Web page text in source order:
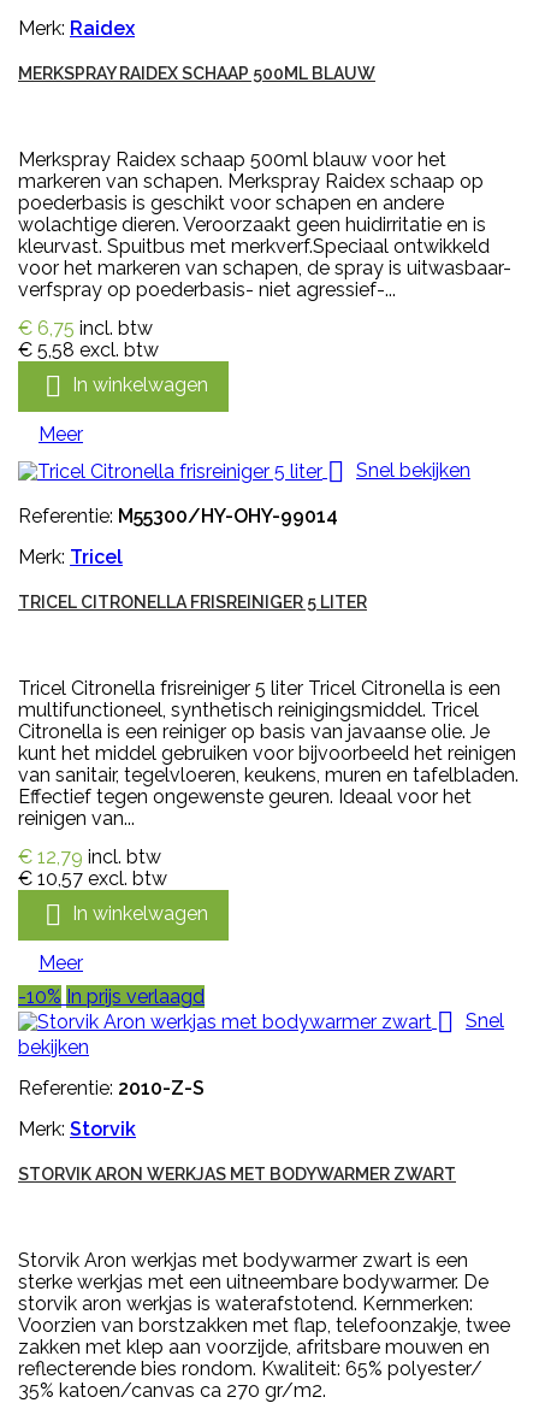
Merk: Raidex
MERKSPRAY RAIDEX SCHAAP 500ML BLAUW
Merkspray Raidex schaap 500ml blauw voor het
markeren van schapen. Merkspray Raidex schaap op
poederbasis is geschikt voor schapen en andere
wolachtige dieren. Veroorzaakt geen huidirritatie en is
kleurvast. Spuitbus met merkverf.Speciaal ontwikkeld
voor het markeren van schapen, de spray is uitwasbaar-
verfspray op poederbasis- niet agressief-...
€ 6,75 incl. btw
€ 5,58 excl. btw
 In winkelwagen
Meer
 Snel bekijken
Referentie: M55300/HY-OHY-99014
Merk: Tricel
TRICEL CITRONELLA FRISREINIGER 5 LITER
Tricel Citronella frisreiniger 5 liter Tricel Citronella is een
multifunctioneel, synthetisch reinigingsmiddel. Tricel
Citronella is een reiniger op basis van javaanse olie. Je
kunt het middel gebruiken voor bijvoorbeeld het reinigen
van sanitair, tegelvloeren, keukens, muren en tafelbladen.
Effectief tegen ongewenste geuren. Ideaal voor het
reinigen van...
€ 12,79 incl. btw
€ 10,57 excl. btw
 In winkelwagen
Meer
-10% In prijs verlaagd
 Snel
bekijken
Referentie: 2010-Z-S
Merk: Storvik
STORVIK ARON WERKJAS MET BODYWARMER ZWART
Storvik Aron werkjas met bodywarmer zwart is een
sterke werkjas met een uitneembare bodywarmer. De
storvik aron werkjas is waterafstotend. Kernmerken:
Voorzien van borstzakken met flap, telefoonzakje, twee
zakken met klep aan voorzijde, afritsbare mouwen en
reflecterende bies rondom. Kwaliteit: 65% polyester/
35% katoen/canvas ca 270 gr/m2.